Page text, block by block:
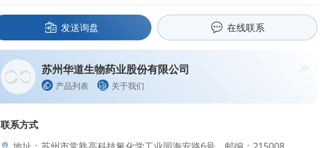
发送询盘 在线联系
苏州华道生物药业股份有限公司
产品列表 关于我们
联系方式